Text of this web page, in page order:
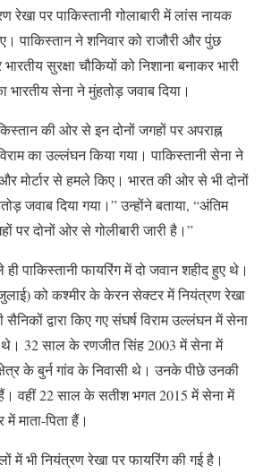
रेखा पर पाकिस्तानी गोलाबारी में लांस नायक
पाकिस्तान ने शनिवार को राजौरी और पुंछ
सुरक्षा चौकियों को निशाना बनाकर भारी
भारतीय सेना ने मुंहतोड़ जवाब दिया।
की ओर से इन दोनों जगहों पर अपराह्न
का उल्लंघन किया गया। पाकिस्तानी सेना ने
मोर्टार से हमले किए। भारत की ओर से भी दोनों
जवाब दिया गया।” उन्होंने बताया, “अंतिम
पर दोनों ओर से गोलीबारी जारी है।”
ही पाकिस्तानी फायरिंग में दो जवान शहीद हुए थे।
को कश्मीर के केरन सेक्टर में नियंत्रण रेखा
द्वारा किए गए संघर्ष विराम उल्लंघन में सेना
थे। 32 साल के रणजीत सिंह 2003 में सेना में
के बुर्न गांव के निवासी थे। उनके पीछे उनकी
हैं। वहीं 22 साल के सतीश भगत 2015 में सेना में
माता-पिता हैं।
में भी नियंत्रण रेखा पर फायरिंग की गई है।